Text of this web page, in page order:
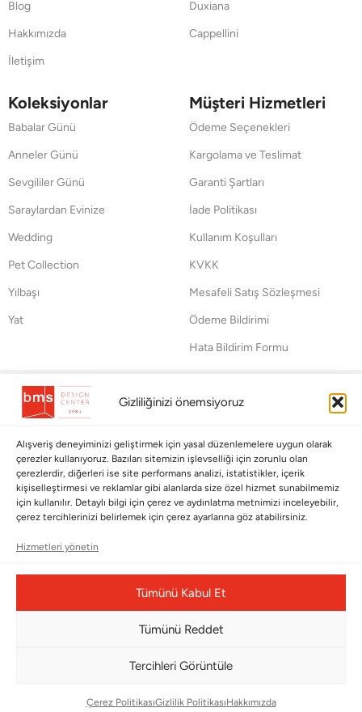
Gizliliğinizi önemsiyoruz
Alışveriş deneyiminizi geliştirmek için yasal düzenlemelere uygun olarak
çerezler kullanıyoruz. Bazıları sitemizin işlevselliği için zorunlu olan
çerezlerdir, diğerleri ise site performans analizi, istatistikler, içerik
kişiselleştirmesi ve reklamlar gibi alanlarda size özel hizmet sunabilmemiz
için kullanılır. Detaylı bilgi için çerez ve aydınlatma metnimizi inceleyebilir,
çerez tercihlerinizi belirlemek için çerez ayarlarına göz atabilirsiniz.
Hizmetleri yönetin
Tümünü Kabul Et
Tümünü Reddet
Tercihleri Görüntüle
Çerez PolitikasıGizlilik PolitikasıHakkımızda
Blog
Hakkımızda
İletişim
Duxiana
Cappellini
Koleksiyonlar
Babalar Günü
Anneler Günü
Sevgililer Günü
Saraylardan Evinize
Wedding
Pet Collection
Yılbaşı
Yat
Müşteri Hizmetleri
Ödeme Seçenekleri
Kargolama ve Teslimat
Garanti Şartları
İade Politikası
Kullanım Koşulları
KVKK
Mesafeli Satış Sözleşmesi
Ödeme Bildirimi
Hata Bildirim Formu
BÜLTENİMİZE ABONE OLUN
Kayıt olun ve fırsatlardan ilk siz yararlanın!
Bültenimize Abone Olun
Bizi Takip Edin
Çerez Yönetim Paneli